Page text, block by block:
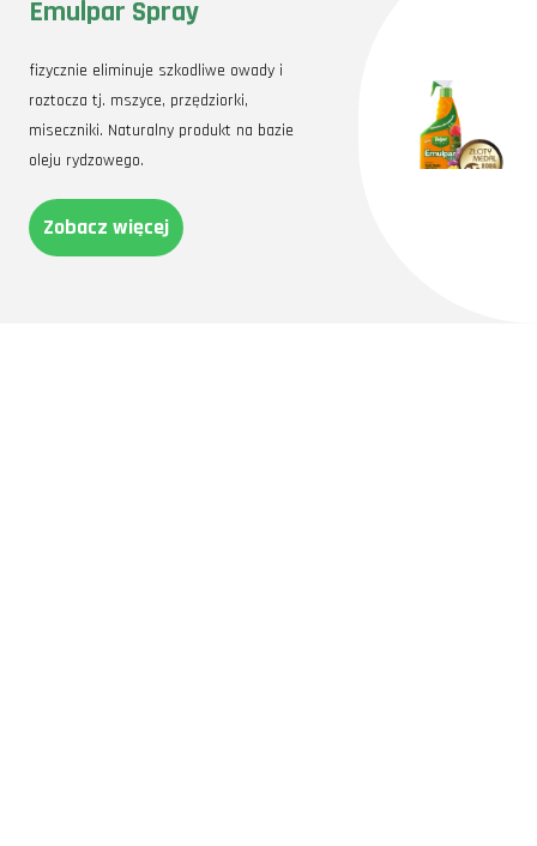
Emulpar Spray
fizycznie eliminuje szkodliwe owady i
roztocza tj. mszyce, przędziorki,
miseczniki. Naturalny produkt na bazie
oleju rydzowego.
Zobacz więcej